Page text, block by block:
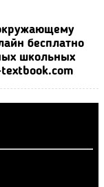
бесплатно
школьных